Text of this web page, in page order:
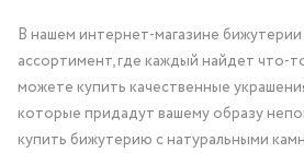
В нашем интернет-магазине
ассортимент, где каждый найдет что-
можете купить качественные
которые придадут вашему образу
купить бижутерию с натуральными